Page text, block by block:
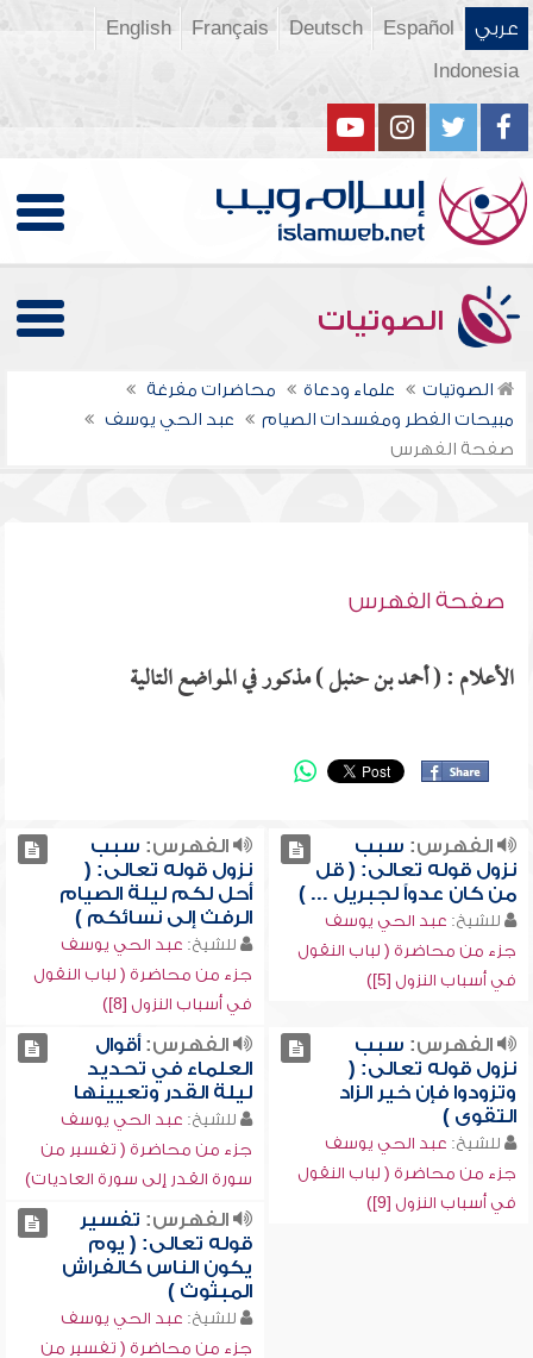
عربي Español
Deutsch
Français
English
Indonesia
الصوتيات
الصوتيات علماء ودعاة
محاضرات مفرغة
مبيحات الفطر ومفسدات الصيام
عبد الحي يوسف
صفحة الفهرس
صفحة الفهرس
الأعلام : ( أحمد بن حنبل ) مذكور في المواضع التالية
الفهرس: سبب
نزول قوله تعالى: ( قل
من كان عدواً لجبريل ... )
للشيخ: عبد الحي يوسف
جزء من محاضرة ( لباب النقول
في أسباب النزول [5])
الفهرس: سبب
نزول قوله تعالى: (
أحل لكم ليلة الصيام
الرفث إلى نسائكم )
للشيخ: عبد الحي يوسف
جزء من محاضرة ( لباب النقول
في أسباب النزول [8])
الفهرس: سبب
نزول قوله تعالى: (
وتزودوا فإن خير الزاد
التقوى )
للشيخ: عبد الحي يوسف
جزء من محاضرة ( لباب النقول
في أسباب النزول [9])
الفهرس:أقوال
العلماء في تحديد
ليلة القدر وتعيينها
للشيخ: عبد الحي يوسف
جزء من محاضرة ( تفسير من
سورة القدر إلى سورة العاديات)
الفهرس: تفسير
قوله تعالى: ( يوم
يكون الناس كالفراش
المبثوث )
للشيخ: عبد الحي يوسف
جزء من محاضرة ( تفسير من